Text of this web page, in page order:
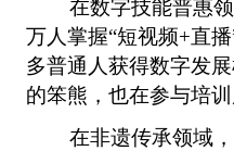
在数字技能普惠领
万人掌握“短视频+直
多普通人获得数字发
的笨熊，也在参与培
在非遗传承领域，“